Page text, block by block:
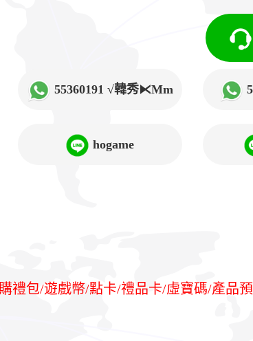
55360191 √韓秀⧔Mm
hogame
禮包/遊戲幣/點卡/禮品卡/虛寶碼/產品